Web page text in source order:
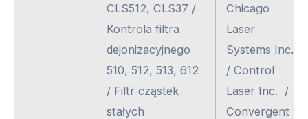
CLS512, CLS37 /
Kontrola filtra
dejonizacyjnego
510, 512, 513, 612
/ Filtr cząstek
stałych
Chicago
Laser
Systems Inc.
/ Control
Laser Inc. /
Convergent